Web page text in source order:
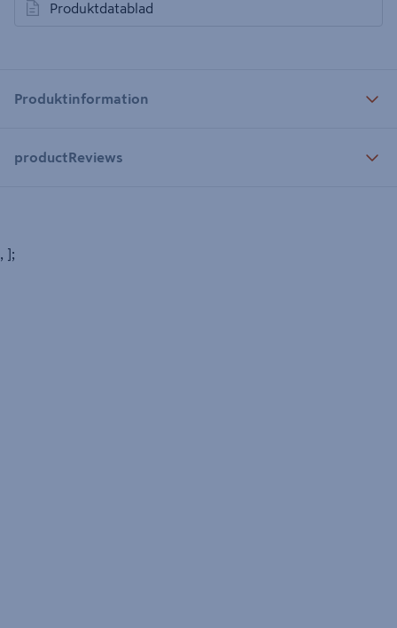
Produktdatablad
öppnas i en ny flik
Produktinformation
productReviews
, ];